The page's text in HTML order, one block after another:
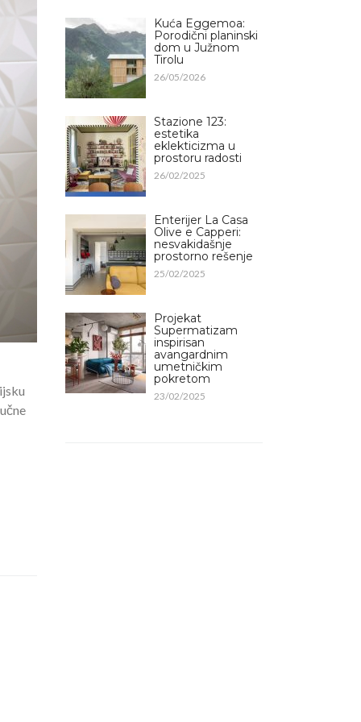
Kuća Eggemoa:
Porodični planinski
dom u Južnom
Tirolu
26/05/2026
Stazione 123:
estetika
eklekticizma u
prostoru radosti
26/02/2025
Enterijer La Casa
Olive e Capperi:
nesvakidašnje
prostorno rešenje
25/02/2025
Projekat
Supermatizam
inspirisan
avangardnim
umetničkim
pokretom
23/02/2025